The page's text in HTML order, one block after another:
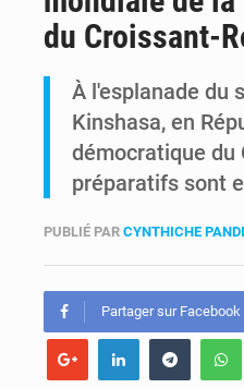
du Croissant-
À l'esplanade du
Kinshasa, en
démocratique du
préparatifs sont
PUBLIÉ PAR CYNTHICHE PANDI
Partager sur Facebook